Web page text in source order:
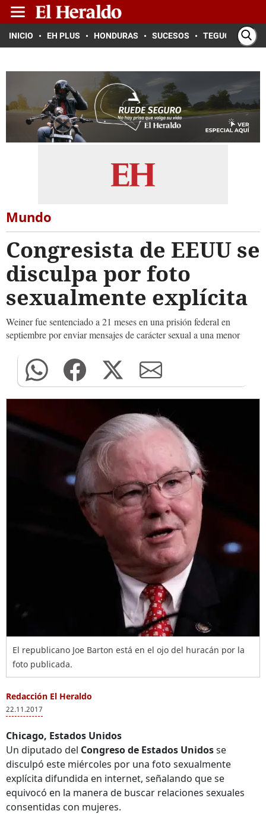
INICIO EH PLUS HONDURAS SUCESOS TEGUCIGALPA
Mundo
Congresista de EEUU se
disculpa por foto
sexualmente explícita
Weiner fue sentenciado a 21 meses en una prisión federal en
septiembre por enviar mensajes de carácter sexual a una menor
El republicano Joe Barton está en el ojo del huracán por la
foto publicada.
Redacción El Heraldo
22.11.2017
Chicago, Estados Unidos
Un diputado del Congreso de Estados Unidosse
disculpó este miércoles por una foto sexualmente
explícita difundida en internet, señalando que se
equivocó en la manera de buscar relaciones sexuales
consentidas con mujeres.